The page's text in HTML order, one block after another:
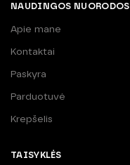
NAUDINGOS NUORODOS
Apie mane
Kontaktai
Paskyra
Parduotuvė
Krepšelis
TAISYKLĖS